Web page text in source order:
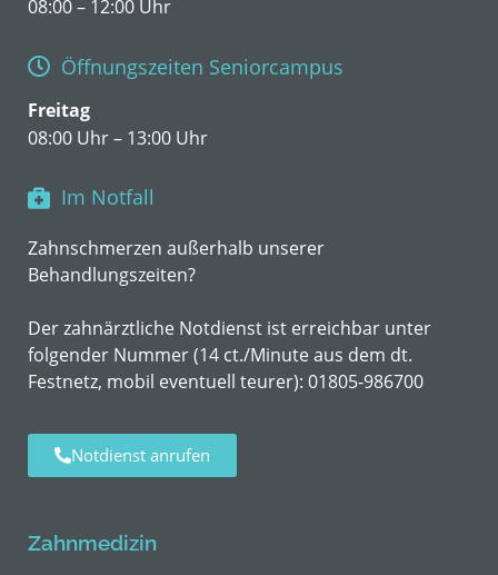
08:00 – 12:00 Uhr
Öffnungszeiten Seniorcampus
Freitag
08:00 Uhr – 13:00 Uhr
Im Notfall
Zahnschmerzen außerhalb unserer
Behandlungszeiten?
Der zahnärztliche Notdienst ist erreichbar unter
folgender Nummer (14 ct./Minute aus dem dt.
Festnetz, mobil eventuell teurer): 01805-986700
Notdienst anrufen
Zahnmedizin